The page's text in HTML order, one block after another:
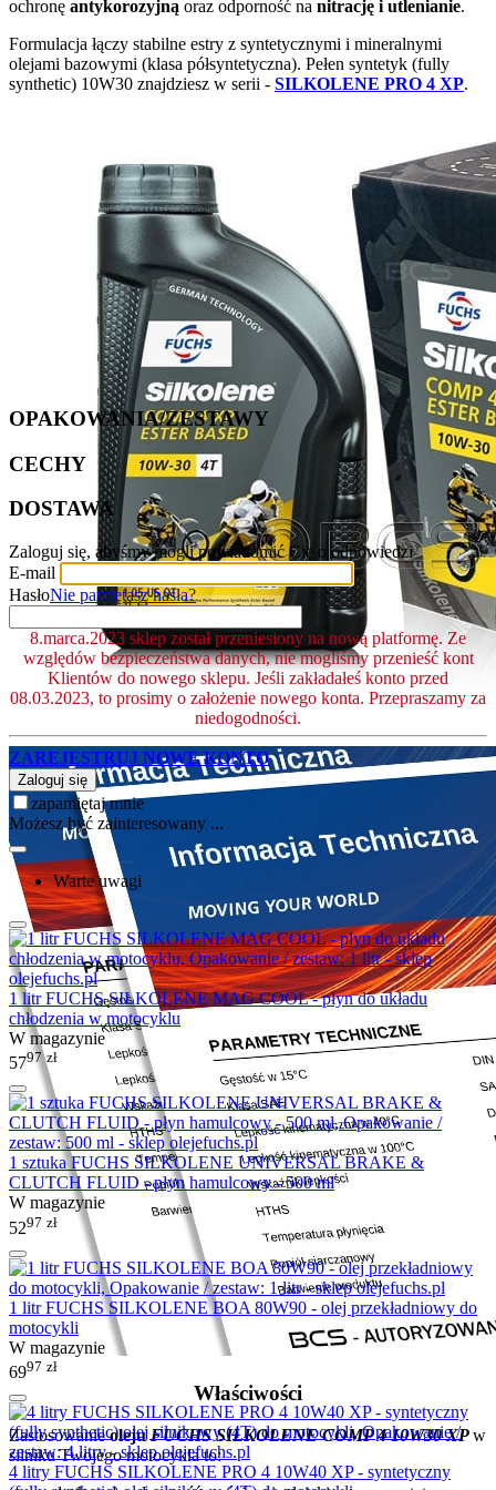
ochronę antykorozyjną oraz odporność na nitrację i utlenianie.
Formulacja łączy stabilne estry z syntetycznymi i mineralnymi
olejami bazowymi (klasa półsyntetyczna). Pełen syntetyk (fully
synthetic) 10W30 znajdziesz w serii - SILKOLENE PRO 4 XP.
Właściwości
ZastosowanieolejuFUCHS SILKOLENE COMP 4 10W30 XPw
silniku Twojego motocykla to:
OPAKOWANIA/ZESTAWY
CECHY
DOSTAWA
Zaloguj się, abyśmy mogli powiadomić Cię o odpowiedzi
E-mail
HasłoNie pamiętasz hasła?
8.marca.2023 sklep został przeniesiony na nową platformę. Ze
względów bezpieczeństwa danych, nie mogliśmy przenieść kont
Klientów do nowego sklepu. Jeśli zakładałeś konto przed
08.03.2023, to prosimy o założenie nowego konta. Przepraszamy za
niedogodności.
ZAREJESTRUJ NOWE KONTO
Zaloguj się
zapamiętaj mnie
Możesz być zainteresowany ...
Warte uwagi
1 litr FUCHS SILKOLENE MAG COOL - płyn do układu
chłodzenia w motocyklu
W magazynie
5797 zł
1 sztuka FUCHS SILKOLENE UNIVERSAL BRAKE &
CLUTCH FLUID - płyn hamulcowy - 500 ml
W magazynie
5297 zł
1 litr FUCHS SILKOLENE BOA 80W90 - olej przekładniowy do
motocykli
W magazynie
6997 zł
4 litry FUCHS SILKOLENE PRO 4 10W40 XP - syntetyczny